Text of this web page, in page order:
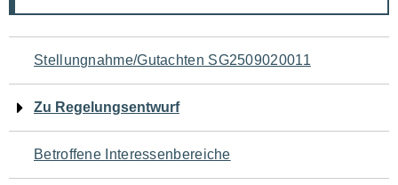
Navigation
für
den
Seiteninhalt
Stellungnahme/Gutachten SG2509020011
Zu Regelungsentwurf
Betroffene Interessenbereiche